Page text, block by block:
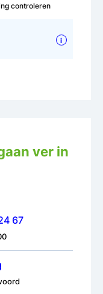
controleren
i
ver in
67